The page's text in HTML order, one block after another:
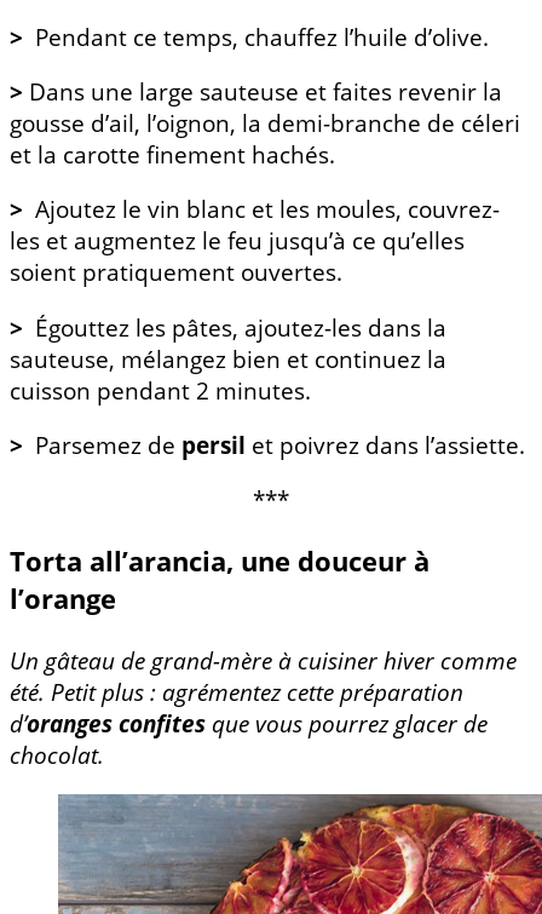
> Pendant ce temps, chauffez l’huile d’olive.
> Dans une large sauteuse et faites revenir la
gousse d’ail, l’oignon, la demi-branche de céleri
et la carotte finement hachés.
> Ajoutez le vin blanc et les moules, couvrez-
les et augmentez le feu jusqu’à ce qu’elles
soient pratiquement ouvertes.
> Égouttez les pâtes, ajoutez-les dans la
sauteuse, mélangez bien et continuez la
cuisson pendant 2 minutes.
> Parsemez de persil et poivrez dans l’assiette.
***
Torta all’arancia, une douceur à
l’orange
Un gâteau de grand-mère à cuisiner hiver comme
été. Petit plus : agrémentez cette préparation
d’oranges confites que vous pourrez glacer de
chocolat.